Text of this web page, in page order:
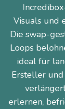
Visuals und
Die swap-
Loops
ideal für
Ersteller und
erlernen,